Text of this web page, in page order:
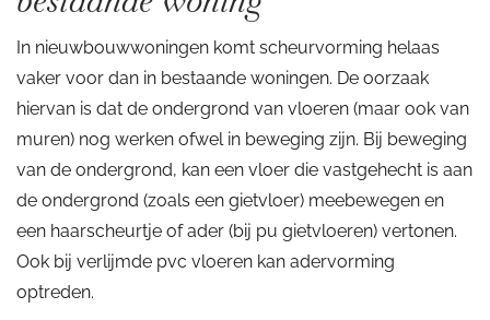
In nieuwbouwwoningen komt scheurvorming helaas
vaker voor dan in bestaande woningen. De oorzaak
hiervan is dat de ondergrond van vloeren (maar ook van
muren) nog werken ofwel in beweging zijn. Bij beweging
van de ondergrond, kan een vloer die vastgehecht is aan
de ondergrond (zoals een gietvloer) meebewegen en
een haarscheurtje of ader (bij pu gietvloeren) vertonen.
Ook bij verlijmde pvc vloeren kan adervorming
optreden.